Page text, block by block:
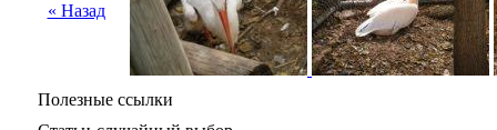
« Назад
Полезные ссылки